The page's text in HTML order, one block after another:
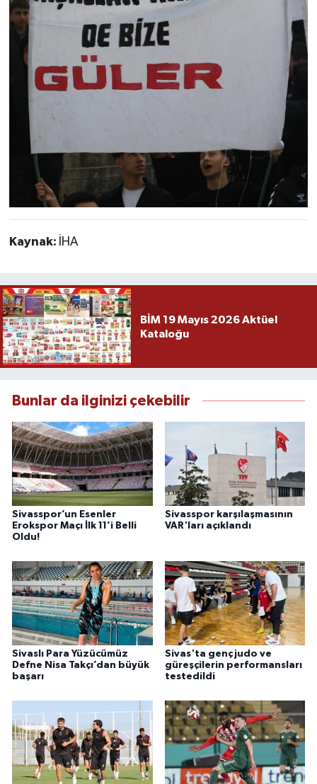
Kaynak: İHA
BİM 19 Mayıs 2026 Aktüel
Kataloğu
Bunlar da ilginizi çekebilir
Sivasspor’un Esenler
Erokspor Maçı İlk 11’i Belli
Oldu!
Sivasspor karşılaşmasının
VAR'ları açıklandı
Sivaslı Para Yüzücümüz
Defne Nisa Takçı’dan büyük
başarı
Sivas'ta genç judo ve
güreşçilerin performansları
testedildi